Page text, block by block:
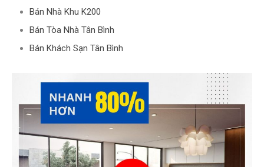
Bán Nhà Khu K200
Bán Tòa Nhà Tân Bình
Bán Khách Sạn Tân Bình